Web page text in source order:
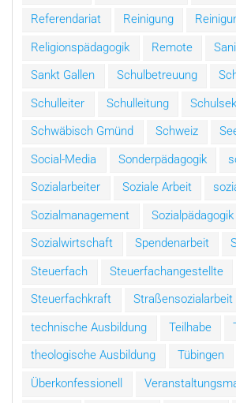
Referendariat
Reinigung
Religionspädagogik
Remote
Sankt Gallen
Schulbetreuung
Schulleiter
Schulleitung
Schwäbisch Gmünd
Schweiz
Social-Media
Sonderpädagogik
Sozialarbeiter
Soziale Arbeit
Sozialmanagement
Sozialpädagogik
Sozialwirtschaft
Spendenarbeit
Steuerfach
Steuerfachangestellte
Steuerfachkraft
Straßensozialarbeit
technische Ausbildung
Teilhabe
theologische Ausbildung
Tübingen
Überkonfessionell